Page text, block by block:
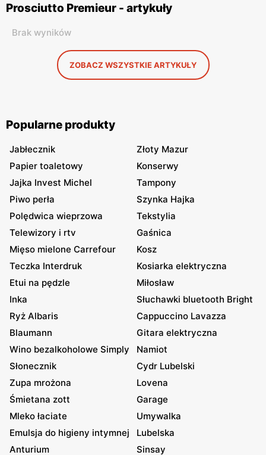
Prosciutto Premieur - artykuły
Brak wyników
ZOBACZ WSZYSTKIE ARTYKUŁY
Popularne produkty
Jabłecznik
Złoty Mazur
Papier toaletowy
Konserwy
Jajka Invest Michel
Tampony
Piwo perła
Szynka Hajka
Polędwica wieprzowa
Tekstylia
Telewizory i rtv
Gaśnica
Mięso mielone Carrefour
Kosz
Teczka Interdruk
Kosiarka elektryczna
Etui na pędzle
Miłosław
Inka
Słuchawki bluetooth Bright
Ryż Albaris
Cappuccino Lavazza
Blaumann
Gitara elektryczna
Wino bezalkoholowe Simply
Namiot
Słonecznik
Cydr Lubelski
Zupa mrożona
Lovena
Śmietana zott
Garage
Mleko łaciate
Umywalka
Emulsja do higieny intymnej
Lubelska
Anturium
Sinsay